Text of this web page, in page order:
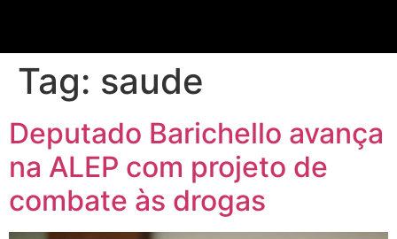
Tag: saude
Deputado Barichello avança
na ALEP com projeto de
combate às drogas